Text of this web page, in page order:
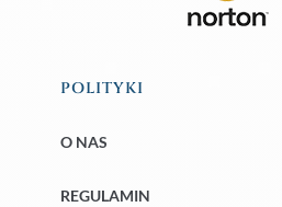
POLITYKI
O NAS
REGULAMIN